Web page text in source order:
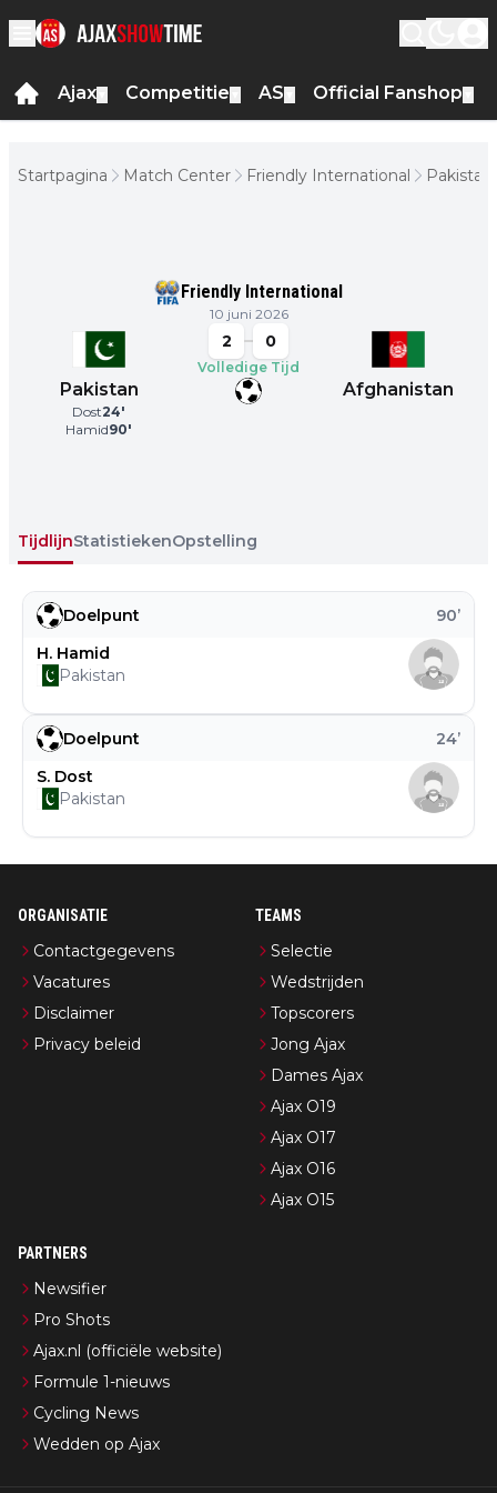
Ajax Competitie AS Official Fanshop
Startpagina Match Center Friendly International
Pakistan
Friendly International
10 juni 2026
Pakistan
Dost24'
Hamid90'
2 0
Volledige Tijd
Afghanistan
TijdlijnStatistiekenOpstelling
Doelpunt 24’
S. Dost
Pakistan
Doelpunt 90’
H. Hamid
Pakistan
ORGANISATIE
Contactgegevens
Vacatures
Disclaimer
Privacy beleid
TEAMS
Selectie
Wedstrijden
Topscorers
Jong Ajax
Dames Ajax
Ajax O19
Ajax O17
Ajax O16
Ajax O15
PARTNERS
Newsifier
Pro Shots
Ajax.nl (officiële website)
Formule 1-nieuws
Cycling News
Wedden op Ajax